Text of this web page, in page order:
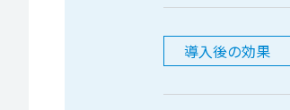
導入後の効果